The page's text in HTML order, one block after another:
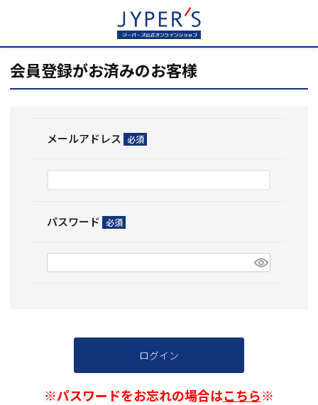
会員登録がお済みのお客様
メールアドレス
パスワード
須)
ログイン
※パスワードをお忘れの場合はこちら※